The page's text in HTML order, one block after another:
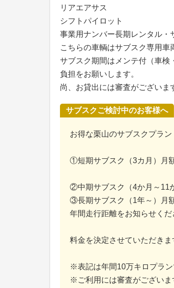
リアエアサス
シフトパイロット
事業用ナンバー長期レンタル・
こちらの車輌はサブスク専用車
サブスク期間はメンテ付（車
負担をお願いします。
尚、お貸出には審査がございま
サブスクご検討中のお客様へ
お得な栗山のサブスクプラン
①短期サブスク（3カ月）月
②中期サブスク（4か月～11
③長期サブスク（1年～）月
年間走行距離をお知らせくだ
料金を決定させていただきま
※表記は年間10万キロプラン
※ご利用には審査がございま